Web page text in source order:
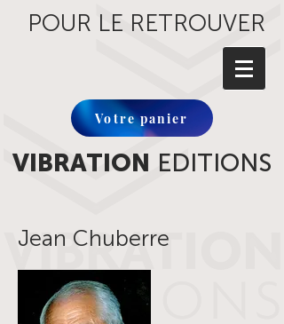
POUR LE RETROUVER
Votre panier
VIBRATION EDITIONS
Jean Chuberre